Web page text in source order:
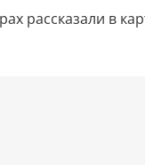
рассказали в